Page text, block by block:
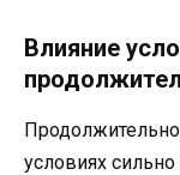
Влияние
условиях сильно